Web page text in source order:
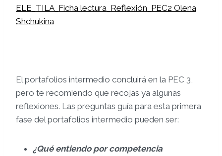
ELE_TILA_Ficha lectura_Reflexión_PEC2 Olena
Shchukina
El portafolios intermedio concluirá en la PEC 3,
pero te recomiendo que recojas ya algunas
reflexiones. Las preguntas guía para esta primera
fase del portafolios intermedio pueden ser:
¿Qué entiendo por competencia